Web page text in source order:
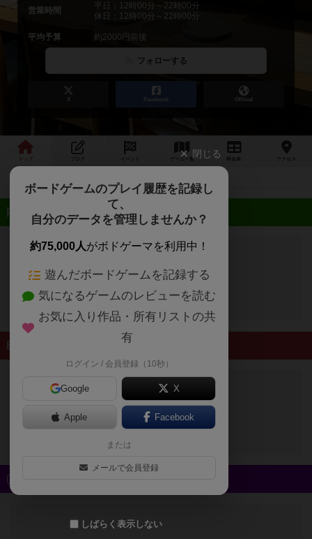
営業時間
平日：12時00分～22時00分
休日：12時00分～22時00分
平均予算 約2000円前後
フォローする
X Facebook Official
ゲーム 一覧 料金 アクセス
近日開催予定のイベント
開催予定のイベントはありません
終了したイベントはありません
閉じる
ボードゲームのプレイ履歴を記録し
て、
自分のデータを管理しませんか？
約75,000人がボドゲーマを利用中！
遊んだボードゲームを記録する
気になるゲームのレビューを読む
お気に入り作品・所有リストの共
有
ログイン / 会員登録（10秒）
Google X
Apple Facebook
または
メールで会員登録
しばらく表示しない